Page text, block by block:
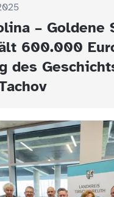
– Goldene
600.000
des